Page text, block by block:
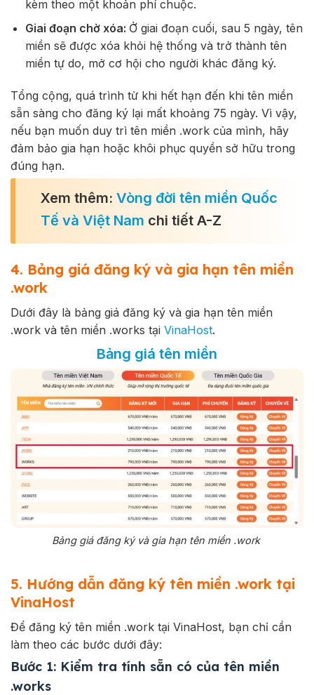
kèm theo một khoản phí chuộc.
Giai đoạn chờ xóa: Ở giai đoạn cuối, sau 5 ngày, tên
miền sẽ được xóa khỏi hệ thống và trở thành tên
miền tự do, mở cơ hội cho người khác đăng ký.
Tổng cộng, quá trình từ khi hết hạn đến khi tên miền
sẵn sàng cho đăng ký lại mất khoảng 75 ngày. Vì vậy,
nếu bạn muốn duy trì tên miền .work của mình, hãy
đảm bảo gia hạn hoặc khôi phục quyền sở hữu trong
đúng hạn.
Xem thêm: Vòng đời tên miền Quốc
Tế và Việt Nam chi tiết A-Z
4. Bảng giá đăng ký và gia hạn tên miền
.work
Dưới đây là bảng giá đăng ký và gia hạn tên miền
.work và tên miền .works tại VinaHost.
Bảng giá tên miền
Bảng giá đăng ký và gia hạn tên miền .work
5. Hướng dẫn đăng ký tên miền .work tại
VinaHost
Để đăng ký tên miền .work tại VinaHost, bạn chỉ cần
làm theo các bước dưới đây:
Bước 1: Kiểm tra tính sẵn có của tên miền
.works